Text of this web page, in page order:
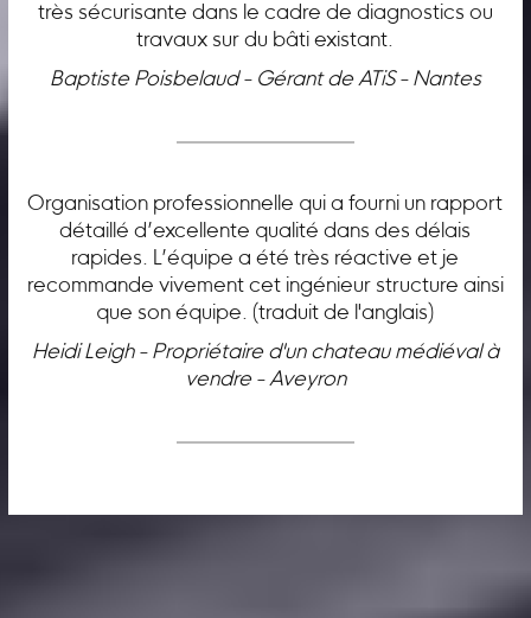
très sécurisante dans le cadre de diagnostics ou
travaux sur du bâti existant.
Baptiste Poisbelaud - Gérant de ATiS - Nantes
Organisation professionnelle qui a fourni un rapport
détaillé d’excellente qualité dans des délais
rapides. L’équipe a été très réactive et je
recommande vivement cet ingénieur structure ainsi
que son équipe. (traduit de l'anglais)
Heidi Leigh - Propriétaire d'un chateau médiéval à
vendre - Aveyron